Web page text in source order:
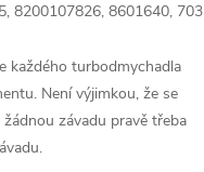
8200107826, 8601640,
každého turbodmychadla
Není výjimkou, že se
závadu pravě třeba